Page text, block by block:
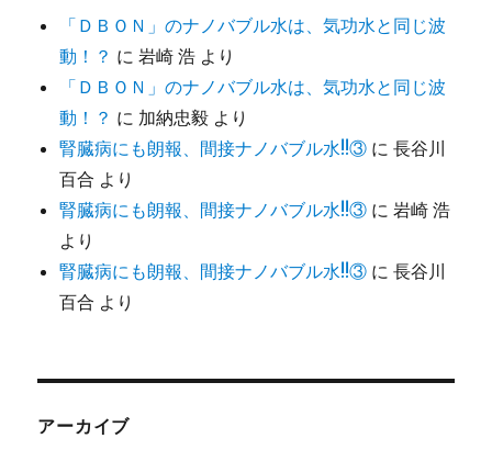
「ＤＢＯＮ」のナノバブル水は、気功水と同じ波
動！？ に岩崎 浩 より
「ＤＢＯＮ」のナノバブル水は、気功水と同じ波
動！？ に 加納忠毅 より
腎臓病にも朗報、間接ナノバブル水!!③ に長谷川
百合 より
腎臓病にも朗報、間接ナノバブル水!!③ に岩崎 浩
より
腎臓病にも朗報、間接ナノバブル水!!③ に長谷川
百合 より
アーカイブ